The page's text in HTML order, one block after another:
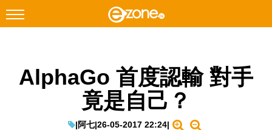
Facebook Instagram
AlphaGo 首度認輸 對手
竟是自己？
|阿七|26-05-2017 22:24|